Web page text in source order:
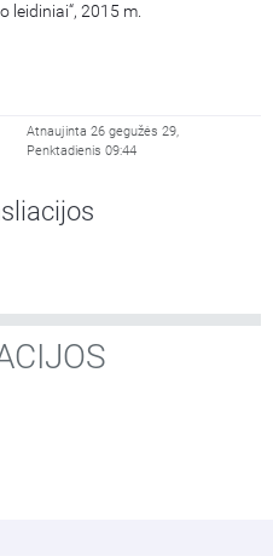
leidiniai“, 2015 m.
Atnaujinta 26 gegužės 29,
Penktadienis 09:44